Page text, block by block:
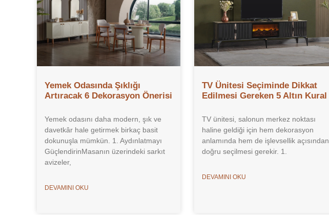
Yemek Odasında Şıklığı
Artıracak 6 Dekorasyon Önerisi
Yemek odasını daha modern, şık ve
davetkâr hale getirmek birkaç basit
dokunuşla mümkün. 1. Aydınlatmayı
GüçlendirinMasanın üzerindeki sarkıt
avizeler,
DEVAMINI OKU
TV Ünitesi Seçiminde Dikkat
Edilmesi Gereken 5 Altın Kural
TV ünitesi, salonun merkez noktası
haline geldiği için hem dekorasyon
anlamında hem de işlevsellik açısından
doğru seçilmesi gerekir. 1.
DEVAMINI OKU